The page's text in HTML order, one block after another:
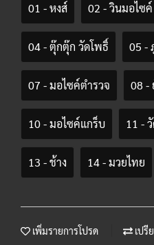
01 - หงส์ 02 - วินมอไซค์
04 - ตุ๊กตุ๊ก วัดโพธิ์ 05 -
07 - มอไซค์ตำรวจ 08 -
10 - มอไซค์แกร็บ 11 -
13 - ช้าง 14 - มวยไทย
เพิ่มรายการโปรด เปรี